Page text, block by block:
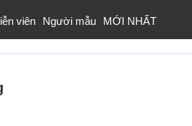
viên Người mẫu MỚI NHẤT